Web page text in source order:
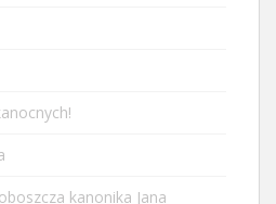
kanonika Jana